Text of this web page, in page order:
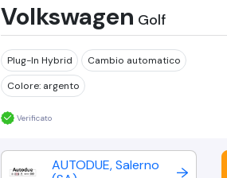
Volkswagen Golf
Plug-In Hybrid Cambio automatico
Colore: argento
Verificato
AUTODUE,Salerno